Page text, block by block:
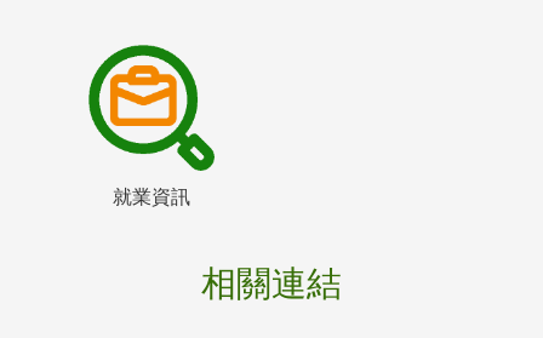
就業資訊
相關連結